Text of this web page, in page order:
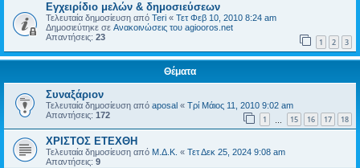
Εγχειρίδιο μελών & δημοσιεύσεων
Τελευταία δημοσίευση από Teri « Τετ Φεβ 10, 2010 8:24 am
Δημοσιεύτηκε σε Ανακοινώσεις του agiooros.net
Απαντήσεις: 23 1 2 3
Θέματα
Συναξάριον
Τελευταία δημοσίευση από aposal « Τρί Μάιος 11, 2010 9:02 am
Απαντήσεις: 172 1 15 16 17 18
ΧΡΙΣΤΟΣ ΕΤΕΧΘΗ
Τελευταία δημοσίευση από Μ.Δ.Κ. « Τετ Δεκ 25, 2024 9:08 am
Απαντήσεις: 9